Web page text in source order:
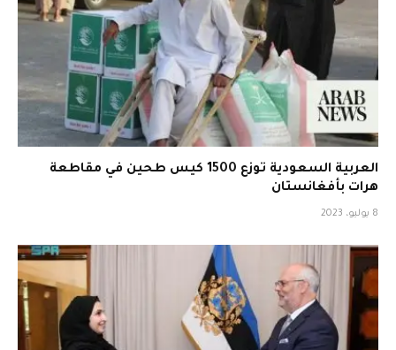
العربية السعودية توزع 1500 كيس طحين في مقاطعة
هرات بأفغانستان
8 يوليو، 2023